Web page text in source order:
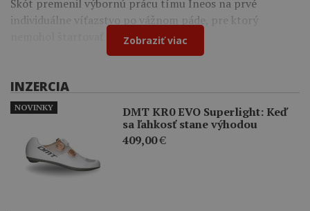
Škót premenil výbornú prácu tímu Ineos na prvé
individuálne víťazstvo po vážnom páde, pre ktorý
nemohol štartovať na Tour de France.
Zobraziť viac
INZERCIA
DMT KR0 EVO Superlight: Keď
sa ľahkosť stane výhodou
409,00€
NOVINKY